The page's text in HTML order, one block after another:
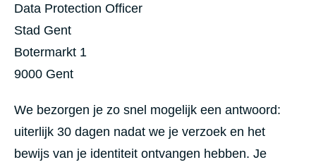
Data Protection Officer
Stad Gent
Botermarkt 1
9000 Gent
We bezorgen je zo snel mogelijk een antwoord:
uiterlijk 30 dagen nadat we je verzoek en het
bewijs van je identiteit ontvangen hebben. Je